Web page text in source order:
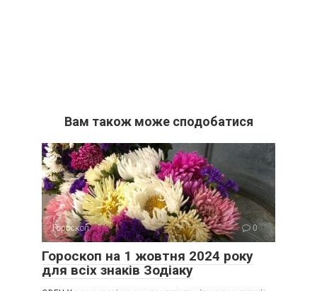
Вам також може сподобатися
Гороскоп 0
Гороскоп на 1 жовтня 2024 року
для всіх знаків Зодіаку